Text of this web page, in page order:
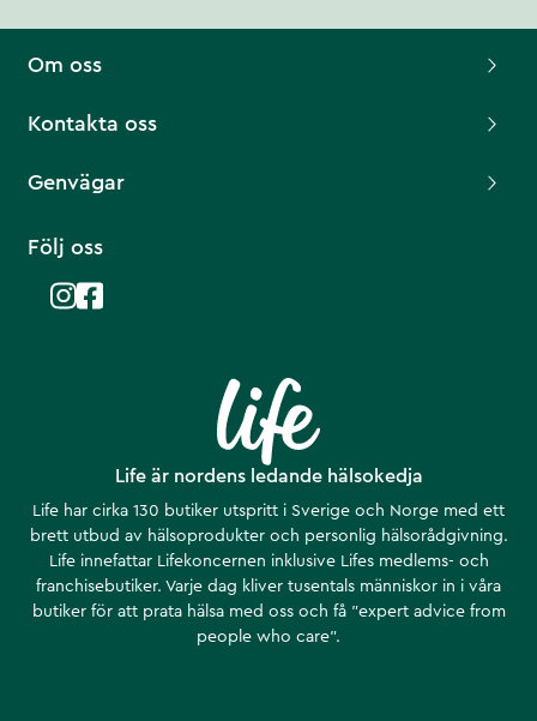
Life är nordens ledande hälsokedja
Life har cirka 130 butiker utspritt i Sverige och Norge med ett
brett utbud av hälsoprodukter och personlig hälsorådgivning.
Life innefattar Lifekoncernen inklusive Lifes medlems- och
franchisebutiker. Varje dag kliver tusentals människor in i våra
butiker för att prata hälsa med oss och få ”expert advice from
people who care”.
Om oss
Kontakta oss
Genvägar
Följ oss